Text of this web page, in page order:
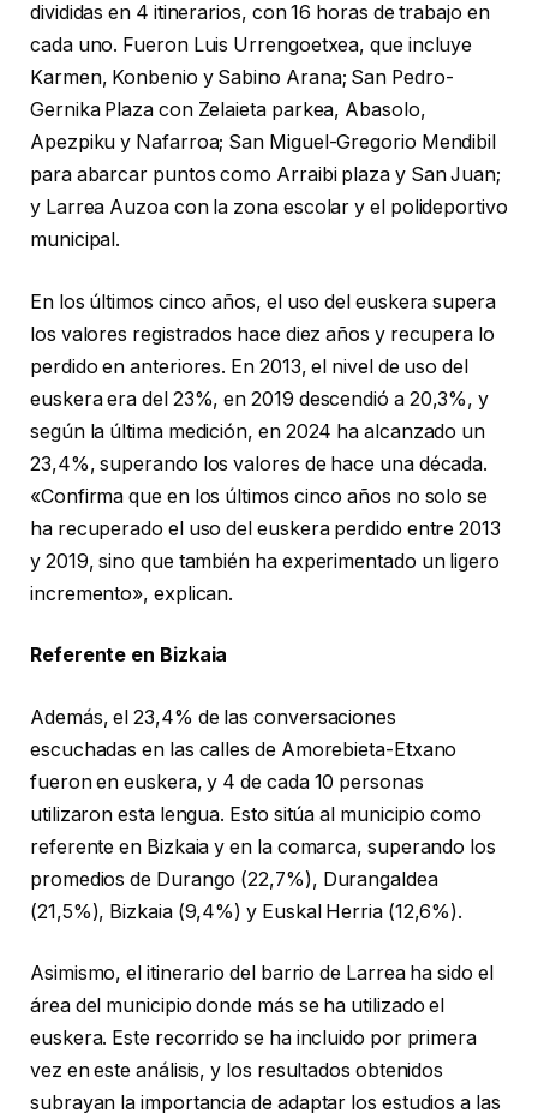
divididas en 4 itinerarios, con 16 horas de trabajo en
cada uno. Fueron Luis Urrengoetxea, que incluye
Karmen, Konbenio y Sabino Arana; San Pedro-
Gernika Plaza con Zelaieta parkea, Abasolo,
Apezpiku y Nafarroa; San Miguel-Gregorio Mendibil
para abarcar puntos como Arraibi plaza y San Juan;
y Larrea Auzoa con la zona escolar y el polideportivo
municipal.
En los últimos cinco años, el uso del euskera supera
los valores registrados hace diez años y recupera lo
perdido en anteriores. En 2013, el nivel de uso del
euskera era del 23%, en 2019 descendió a 20,3%, y
según la última medición, en 2024 ha alcanzado un
23,4%, superando los valores de hace una década.
«Confirma que en los últimos cinco años no solo se
ha recuperado el uso del euskera perdido entre 2013
y 2019, sino que también ha experimentado un ligero
incremento», explican.
Referente en Bizkaia
Además, el 23,4% de las conversaciones
escuchadas en las calles de Amorebieta-Etxano
fueron en euskera, y 4 de cada 10 personas
utilizaron esta lengua. Esto sitúa al municipio como
referente en Bizkaia y en la comarca, superando los
promedios de Durango (22,7%), Durangaldea
(21,5%), Bizkaia (9,4%) y Euskal Herria (12,6%).
Asimismo, el itinerario del barrio de Larrea ha sido el
área del municipio donde más se ha utilizado el
euskera. Este recorrido se ha incluido por primera
vez en este análisis, y los resultados obtenidos
subrayan la importancia de adaptar los estudios a las